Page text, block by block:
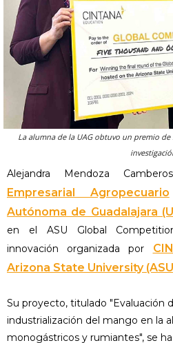
La alumna de la UAG obtuvo un premio
Alejandra Mendoza
Empresarial Agropecuario
Autónoma de Guadalajara
en el ASU Global
innovación organizada por
Arizona State University
Su proyecto, titulado "Evaluación
industrialización del mango en la
monogástricos y rumiantes", se